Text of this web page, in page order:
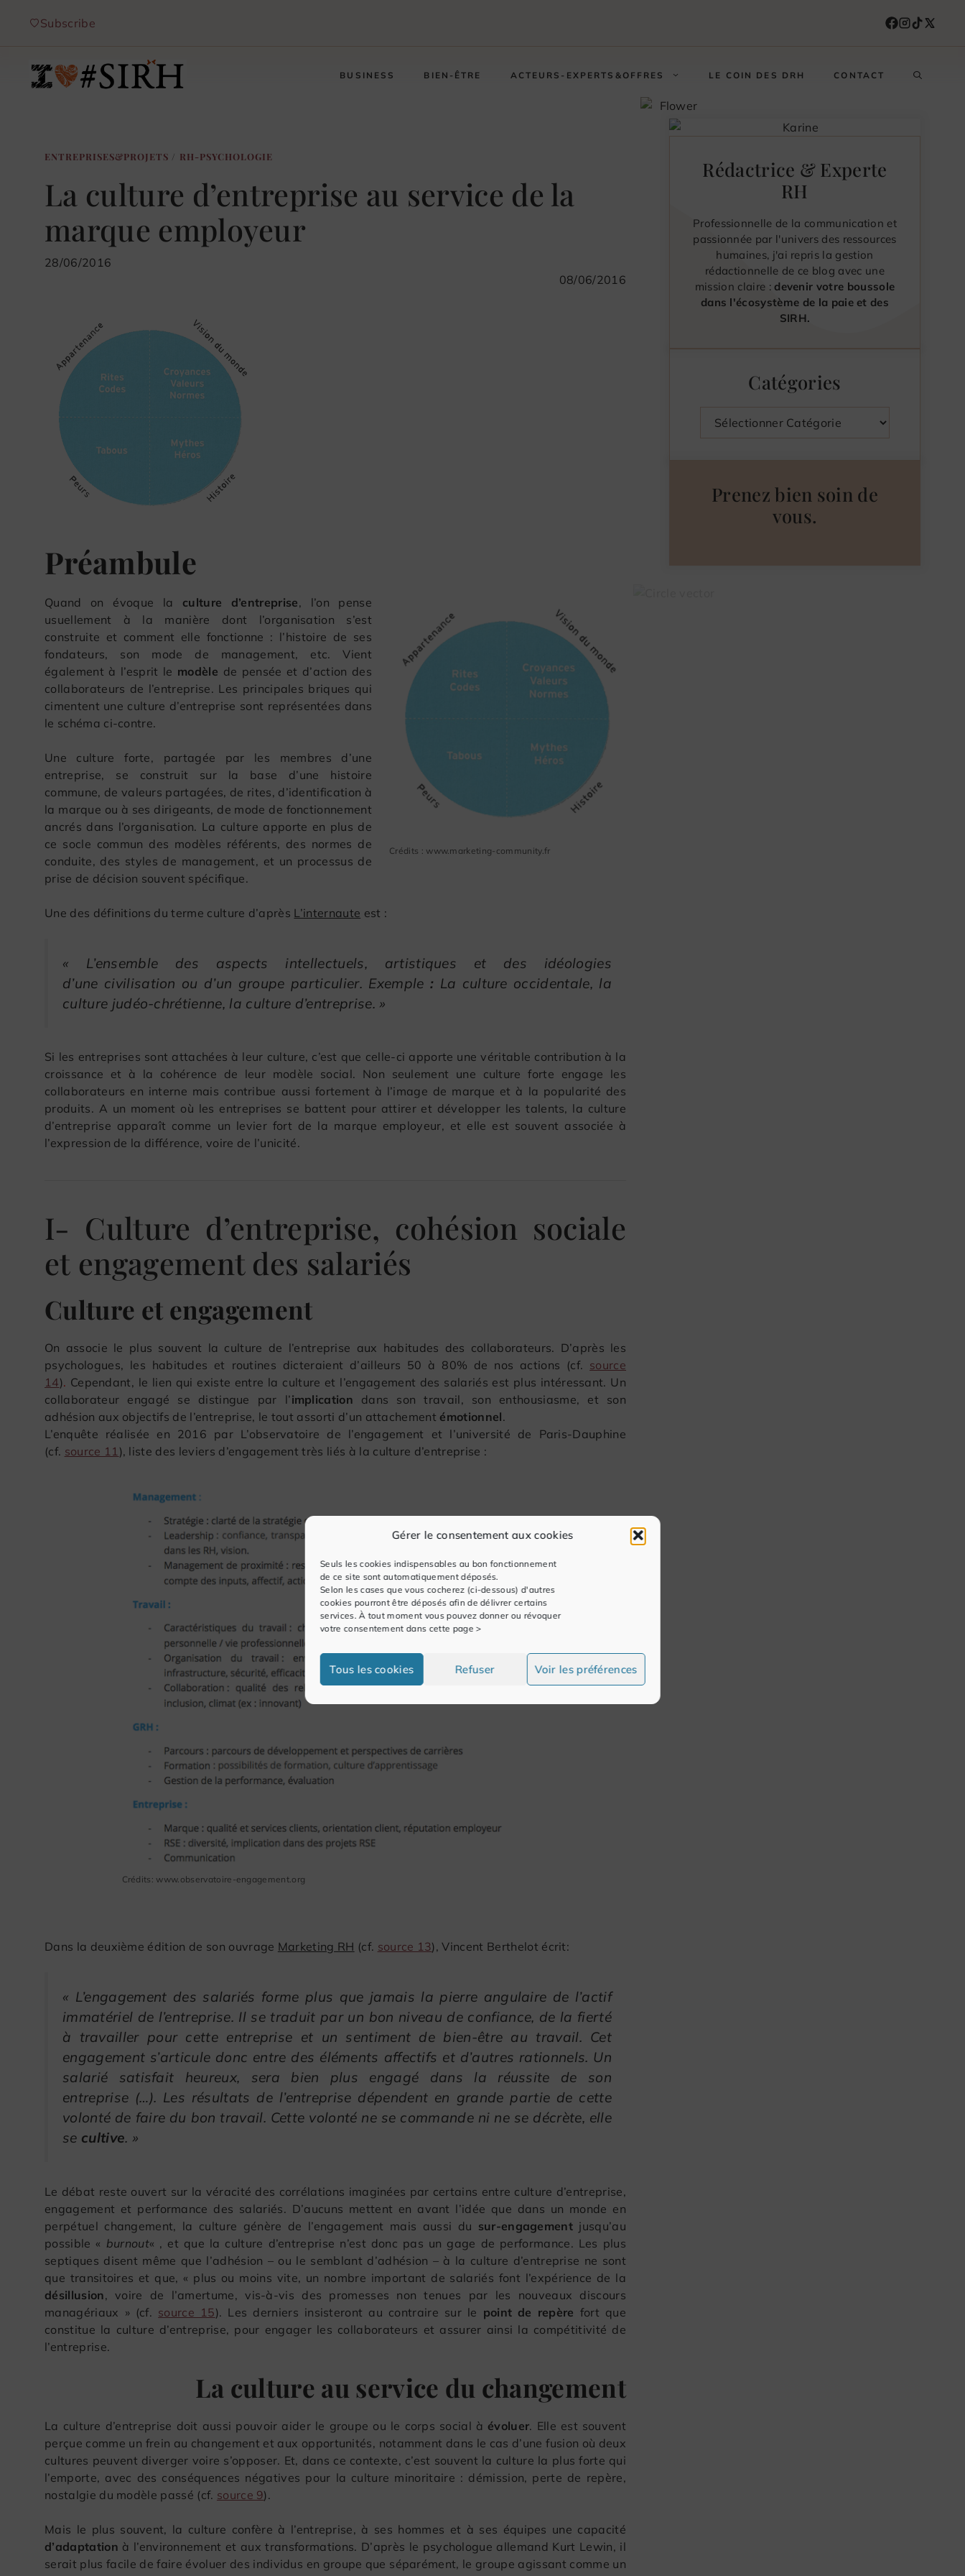
Gérer le consentement aux cookies
Seuls les cookies indispensables au bon fonctionnement
de ce site sont automatiquement déposés.
Selon les cases que vous cocherez (ci-dessous) d'autres
cookies pourront être déposés afin de délivrer certains
services. À tout moment vous pouvez donner ou révoquer
votre consentement dans cette page >
Tous les cookies Refuser Voir les préférences
Subscribe
BUSINESS BIEN-ÊTRE ACTEURS-EXPERTS&OFFRES LE COIN DES DRH CONTACT
ENTREPRISES&PROJETS / RH-PSYCHOLOGIE
La culture d’entreprise au service de la
marque employeur
28/06/2016
08/06/2016
Préambule
Crédits : www.marketing-community.fr
Quand on évoque la culture d’entreprise, l’on pense
usuellement à la manière dont l’organisation s’est
construite et comment elle fonctionne : l’histoire de ses
fondateurs, son mode de management, etc. Vient
également à l’esprit le modèle de pensée et d’action des
collaborateurs de l’entreprise. Les principales briques qui
cimentent une culture d’entreprise sont représentées dans
le schéma ci-contre.
Une culture forte, partagée par les membres d’une
entreprise, se construit sur la base d’une histoire
commune, de valeurs partagées, de rites, d’identification à
la marque ou à ses dirigeants, de mode de fonctionnement
ancrés dans l’organisation. La culture apporte en plus de
ce socle commun des modèles référents, des normes de
conduite, des styles de management, et un processus de
prise de décision souvent spécifique.
Une des définitions du terme culture d’après L’internaute est :
« L’ensemble des aspects intellectuels, artistiques et des idéologies
d’une civilisation ou d’un groupe particulier. Exemple : La culture occidentale, la
culture judéo-chrétienne, la culture d’entreprise. »
Si les entreprises sont attachées à leur culture, c’est que celle-ci apporte une véritable contribution à la
croissance et à la cohérence de leur modèle social. Non seulement une culture forte engage les
collaborateurs en interne mais contribue aussi fortement à l’image de marque et à la popularité des
produits. A un moment où les entreprises se battent pour attirer et développer les talents, la culture
d’entreprise apparaît comme un levier fort de la marque employeur, et elle est souvent associée à
l’expression de la différence, voire de l’unicité.
I- Culture d’entreprise, cohésion sociale
et engagement des salariés
Culture et engagement
On associe le plus souvent la culture de l’entreprise aux habitudes des collaborateurs. D’après les
psychologues, les habitudes et routines dicteraient d’ailleurs 50 à 80% de nos actions (cf. source
14). Cependant, le lien qui existe entre la culture et l’engagement des salariés est plus intéressant. Un
collaborateur engagé se distingue par l’implication dans son travail, son enthousiasme, et son
adhésion aux objectifs de l’entreprise, le tout assorti d’un attachement émotionnel.
L’enquête réalisée en 2016 par L’observatoire de l’engagement et l’université de Paris-Dauphine
(cf. source 11), liste des leviers d’engagement très liés à la culture d’entreprise :
Crédits: www.observatoire-engagement.org
Dans la deuxième édition de son ouvrage Marketing RH (cf. source 13), Vincent Berthelot écrit:
« L’engagement des salariés forme plus que jamais la pierre angulaire de l’actif
immatériel de l’entreprise. Il se traduit par un bon niveau de confiance, de la fierté
à travailler pour cette entreprise et un sentiment de bien-être au travail. Cet
engagement s’articule donc entre des éléments affectifs et d’autres rationnels. Un
salarié satisfait heureux, sera bien plus engagé dans la réussite de son
entreprise (…). Les résultats de l’entreprise dépendent en grande partie de cette
volonté de faire du bon travail. Cette volonté ne se commande ni ne se décrète, elle
se cultive. »
Le débat reste ouvert sur la véracité des corrélations imaginées par certains entre culture d’entreprise,
engagement et performance des salariés. D’aucuns mettent en avant l’idée que dans un monde en
perpétuel changement, la culture génère de l’engagement mais aussi du sur-engagement jusqu’au
possible « burnout« , et que la culture d’entreprise n’est donc pas un gage de performance. Les plus
septiques disent même que l’adhésion – ou le semblant d’adhésion – à la culture d’entreprise ne sont
que transitoires et que, « plus ou moins vite, un nombre important de salariés font l’expérience de la
désillusion, voire de l’amertume, vis-à-vis des promesses non tenues par les nouveaux discours
managériaux » (cf. source 15). Les derniers insisteront au contraire sur le point de repère fort que
constitue la culture d’entreprise, pour engager les collaborateurs et assurer ainsi la compétitivité de
l’entreprise.
La culture au service du changement
La culture d’entreprise doit aussi pouvoir aider le groupe ou le corps social à évoluer. Elle est souvent
perçue comme un frein au changement et aux opportunités, notamment dans le cas d’une fusion où deux
cultures peuvent diverger voire s’opposer. Et, dans ce contexte, c’est souvent la culture la plus forte qui
l’emporte, avec des conséquences négatives pour la culture minoritaire : démission, perte de repère,
nostalgie du modèle passé (cf. source 9).
Mais le plus souvent, la culture confère à l’entreprise, à ses hommes et à ses équipes une capacité
d’adaptation à l’environnement et aux transformations. D’après le psychologue allemand Kurt Lewin, il
serait plus facile de faire évoluer des individus en groupe que séparément, le groupe agissant comme un
Rédactrice & Experte
RH
Professionnelle de la communication et
passionnée par l'univers des ressources
humaines, j'ai repris la gestion
rédactionnelle de ce blog avec une
mission claire : devenir votre boussole
dans l'écosystème de la paie et des
SIRH.
Catégories
Catégories
Prenez bien soin de
vous.